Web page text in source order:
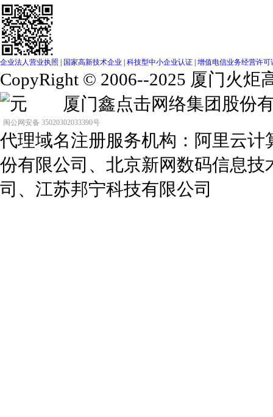
企业法人营业执照 国家高新技术企业 科技型中小企业认证 增值电信业务经营许可
CopyRight © 2006--2025 厦门火
元 厦门鑫点击网络集团股
闽公网安备 35020302033390号
代理域名注册服务机构：阿里云
份有限公司、北京新网数码信息
司、江苏邦宁科技有限公司